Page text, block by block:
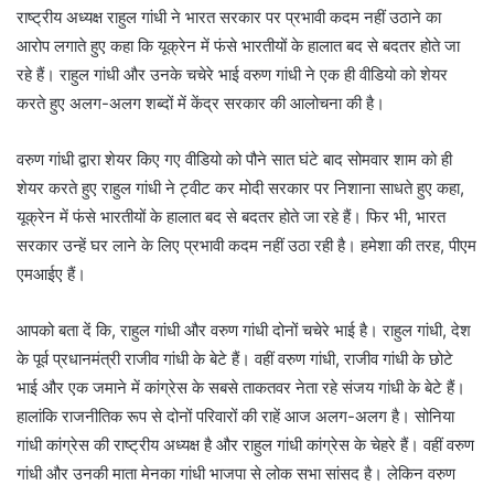
राष्ट्रीय अध्यक्ष राहुल गांधी ने भारत सरकार पर प्रभावी कदम नहीं उठाने का
आरोप लगाते हुए कहा कि यूक्रेन में फंसे भारतीयों के हालात बद से बदतर होते जा
रहे हैं। राहुल गांधी और उनके चचेरे भाई वरुण गांधी ने एक ही वीडियो को शेयर
करते हुए अलग-अलग शब्दों में केंद्र सरकार की आलोचना की है।
वरुण गांधी द्वारा शेयर किए गए वीडियो को पौने सात घंटे बाद सोमवार शाम को ही
शेयर करते हुए राहुल गांधी ने ट्वीट कर मोदी सरकार पर निशाना साधते हुए कहा,
यूक्रेन में फंसे भारतीयों के हालात बद से बदतर होते जा रहे हैं। फिर भी, भारत
सरकार उन्हें घर लाने के लिए प्रभावी कदम नहीं उठा रही है। हमेशा की तरह, पीएम
एमआईए हैं।
आपको बता दें कि, राहुल गांधी और वरुण गांधी दोनों चचेरे भाई है। राहुल गांधी, देश
के पूर्व प्रधानमंत्री राजीव गांधी के बेटे हैं। वहीं वरुण गांधी, राजीव गांधी के छोटे
भाई और एक जमाने में कांग्रेस के सबसे ताकतवर नेता रहे संजय गांधी के बेटे हैं।
हालांकि राजनीतिक रूप से दोनों परिवारों की राहें आज अलग-अलग है। सोनिया
गांधी कांग्रेस की राष्ट्रीय अध्यक्ष है और राहुल गांधी कांग्रेस के चेहरे हैं। वहीं वरुण
गांधी और उनकी माता मेनका गांधी भाजपा से लोक सभा सांसद है। लेकिन वरुण